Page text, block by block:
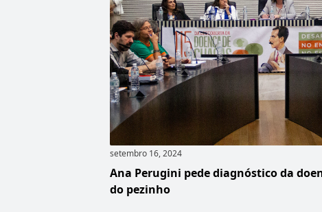
setembro 16, 2024
Ana Perugini pede diagnóstico da
do pezinho